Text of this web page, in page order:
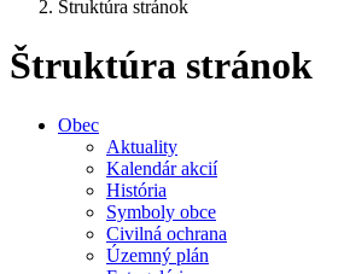
Štruktúra stránok
Štruktúra stránok
Obec
Aktuality
Kalendár akcií
História
Symboly obce
Civilná ochrana
Územný plán